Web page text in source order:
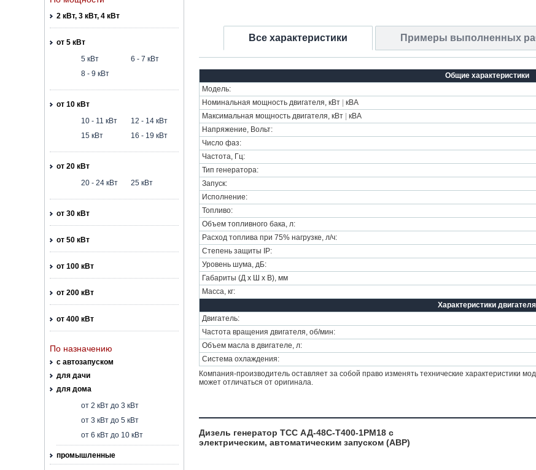
2 кВт, 3 кВт, 4 кВт
от 5 кВт
5 кВт
6 - 7 кВт
8 - 9 кВт
от 10 кВт
10 - 11 кВт
12 - 14 кВт
15 кВт
16 - 19 кВт
от 20 кВт
20 - 24 кВт
25 кВт
от 30 кВт
от 50 кВт
от 100 кВт
от 200 кВт
от 400 кВт
По назначению
с автозапуском
для дачи
для дома
от 2 кВт до 3 кВт
от 3 кВт до 5 кВт
от 6 кВт до 10 кВт
промышленные
Все характеристики Примеры выполненных
Общие характеристики
Модель:
Номинальная мощность двигателя, кВт
кВА
Максимальная мощность двигателя, кВт
кВА
Напряжение, Вольт:
Число фаз:
Частота, Гц:
Тип генератора:
Запуск:
Исполнение:
Топливо:
Объем топливного бака, л:
Расход топлива при 75% нагрузке, л/ч:
Степень защиты IP:
Уровень шума, дБ:
Габариты (Д х Ш х В), мм
Масса, кг:
Характеристики двигателя
Двигатель:
Частота вращения двигателя, об/мин:
Объем масла в двигателе, л:
Система охлаждения:
Компания-производитель оставляет за собой право изменять технические характеристики
может отличаться от оригинала.
Дизель генератор ТСС АД-48С-Т400-1РМ18 с
электрическим, автоматическим запуском (АВР)